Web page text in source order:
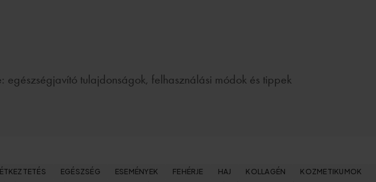
egészségjavító tulajdonságok, felhasználási módok és tippek
EGÉSZSÉG ESEMÉNYEK FEHÉRJE HAJ KOLLAGÉN KOZMETIKUMOK